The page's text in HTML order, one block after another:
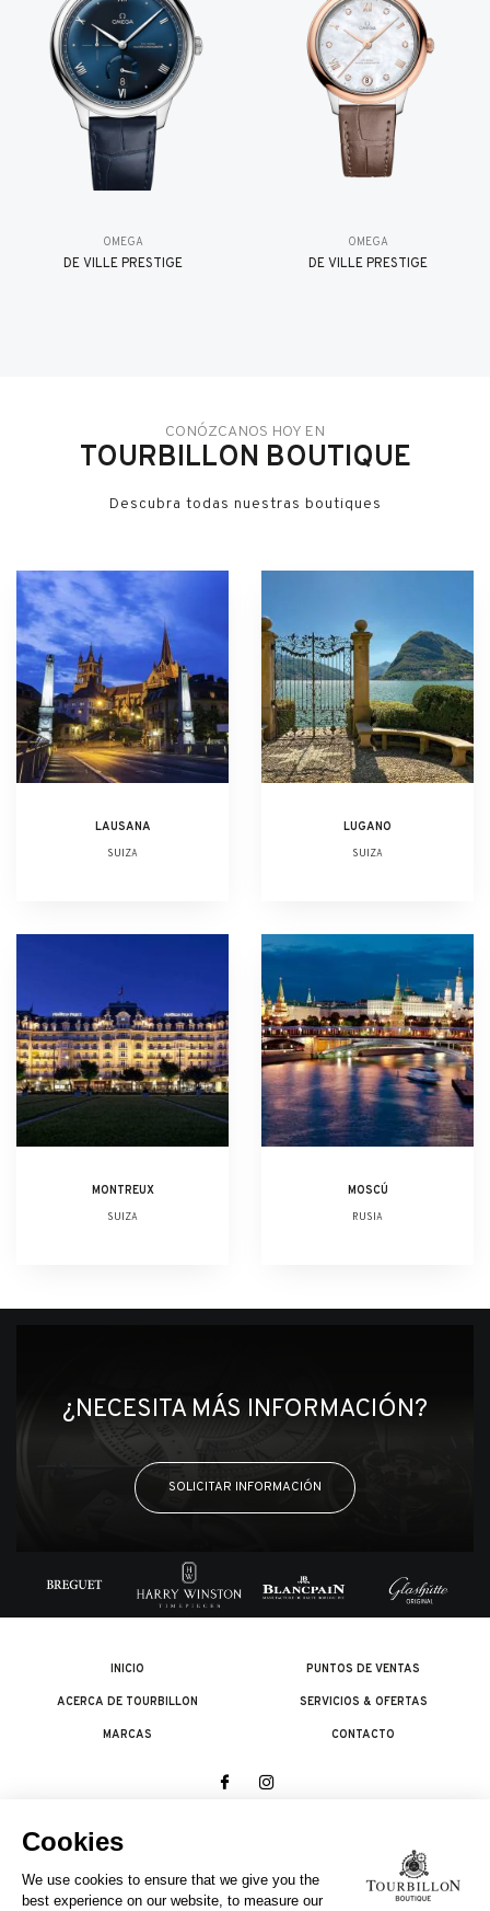
OMEGA
DE VILLE PRESTIGE
OMEGA
DE VILLE PRESTIGE
CONÓZCANOS HOY EN
TOURBILLON BOUTIQUE
Descubra todas nuestras boutiques
LAUSANA
SUIZA
LUGANO
SUIZA
MONTREUX
SUIZA
MOSCÚ
RUSIA
¿NECESITA MÁS INFORMACIÓN?
SOLICITAR INFORMACIÓN
INICIO
ACERCA DE TOURBILLON
MARCAS
PUNTOS DE VENTAS
SERVICIOS & OFERTAS
CONTACTO